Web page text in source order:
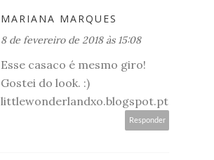
MARIANA MARQUES
8 de fevereiro de 2018 às 15:08
Esse casaco é mesmo giro!
Gostei do look. :)
littlewonderlandxo.blogspot.pt
Responder